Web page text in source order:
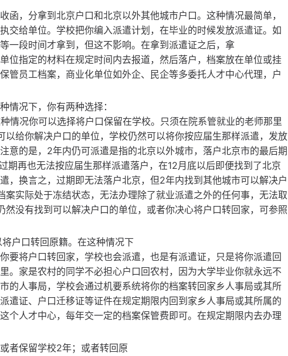
，分拿到北京户口和北京以外其他城市户口。这种情况最简单，
交给单位。学校把你编入派遣计划，在毕业的时候发放派遣证。如
一段时间才拿到，但这不影响。在拿到派遣证之后，拿
位指定的材料在规定时间内去报道，然后落户，档案放在单位或挂
管员工档案，商业化单位如外企、民企等多委托人才中心代理，户
情况下，你有两种选择：
情况你可以选择将户口保留在学校。只须在院系管就业的老师那里
给你解决户口的单位，学校仍然可以将你按应届生那样派遣，发放
意的是，2年内仍可派遣是指的北京以外城市，落户北京市的最后期
再也无法按应届生那样派遣落户，在12月底以后即便找到了北京
，换言之，过期即无法落户北京，但2年内找到其他城市可以解决户
实际处于冻结状态，无法办理除了就业派遣之外的任何事，无法取
没有找到可以解决户口的单位，或者你决心将户口转回家，可参照
户口转回原籍。在这种情况下
要将户口转回家，学校也会派遣，也是有派遣证，只是将你派遣回
。家是农村的同学不必担心户口回农村，因为大学毕业你就永远不
的人事局，学校会通过机要系统将你的档案转回家乡人事局或其所
遣证、户口迁移证等证件在规定期限内回到家乡人事局或其所属的
个人才中心，每年交一定的档案保管费即可。在规定期限内去办理
者保留学校2年；或者转回原